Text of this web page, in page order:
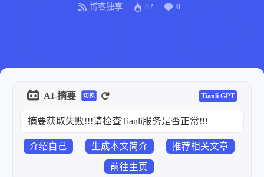
博客独享
82 0
AI-摘要 切换 Tianli GPT
摘要获取失败!!!请检查Tianli服务是否正常!!!
介绍自己 生成本文简介 推荐相关文章
前往主页